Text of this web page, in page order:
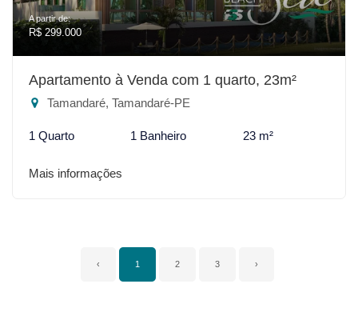
A partir de:
R$ 299.000
Apartamento à Venda com 1 quarto, 23m²
Tamandaré, Tamandaré-PE
1 Quarto 1 Banheiro 23 m²
Mais informações
‹ 1 2 3 ›